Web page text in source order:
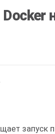
запуск